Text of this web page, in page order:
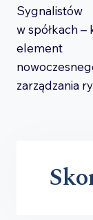
Sygnalistów
w spółkach –
element
zarządzania